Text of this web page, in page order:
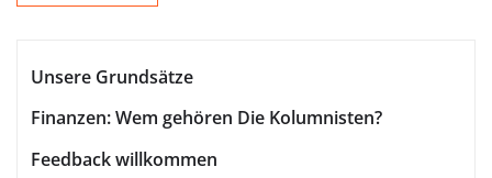
Unsere Grundsätze
Finanzen: Wem gehören Die Kolumnisten?
Feedback willkommen